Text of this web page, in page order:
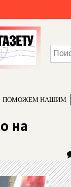
ПОМОЖЕМ НАШИМ
на